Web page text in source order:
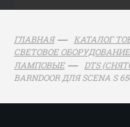
ГЛАВНАЯ
КАТАЛОГ
СВЕТОВОЕ ОБОРУДОВАНИЕ
ЛАМПОВЫЕ
DTS
BARNDOOR ДЛЯ SCENA S